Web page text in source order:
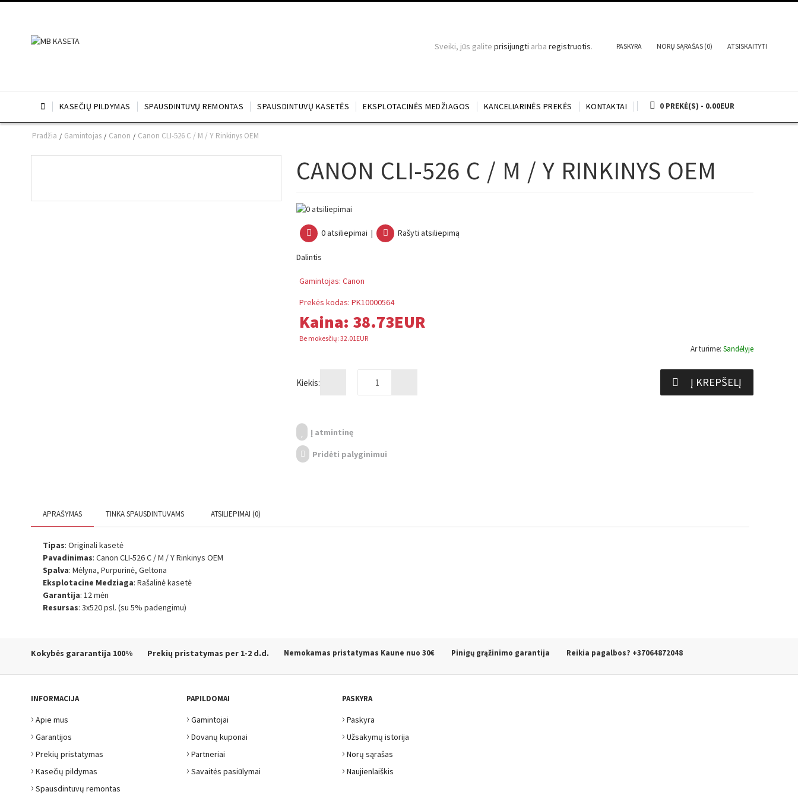
Sveiki, jūs galite prisijungti arba registruotis. PASKYRA NORŲ SĄRAŠAS (0) ATSISKAITYTI
 KASEČIŲ PILDYMAS SPAUSDINTUVŲ REMONTAS SPAUSDINTUVŲ KASETĖS EKSPLOTACINĖS MEDŽIAGOS KANCELIARINĖS PREKĖS KONTAKTAI 0 PREKĖ(S) - 0.00EUR
Pradžia / Gamintojas / Canon / Canon CLI-526 C / M / Y Rinkinys OEM
CANON CLI-526 C / M / Y RINKINYS OEM
0 atsiliepimai | Rašyti atsiliepimą
Dalintis
Gamintojas: Canon
Prekės kodas: PK10000564
Kaina:
Ar turime: Sandėlyje
38.73EUR
Be mokesčių: 32.01EUR
Kiekis: Į KREPŠELĮ
Į atmintinę
Pridėti palyginimui
APRAŠYMAS TINKA SPAUSDINTUVAMS ATSILIEPIMAI (0)
Tipas: Originali kasetė
Pavadinimas: Canon CLI-526 C / M / Y Rinkinys OEM
Spalva: Mėlyna, Purpurinė, Geltona
Eksplotacine Medziaga: Rašalinė kasetė
Garantija: 12 mėn
Resursas: 3x520 psl. (su 5% padengimu)
Kokybės gararantija 100% Prekių pristatymas per 1-2 d.d. Nemokamas pristatymas Kaune nuo 30€ Pinigų grąžinimo garantija Reikia pagalbos? +37064872048
INFORMACIJA
› Apie mus
› Garantijos
› Prekių pristatymas
› Kasečių pildymas
› Spausdintuvų remontas
PAPILDOMAI
› Gamintojai
› Dovanų kuponai
› Partneriai
› Savaitės pasiūlymai
PASKYRA
› Paskyra
› Užsakymų istorija
› Norų sąrašas
› Naujienlaiškis